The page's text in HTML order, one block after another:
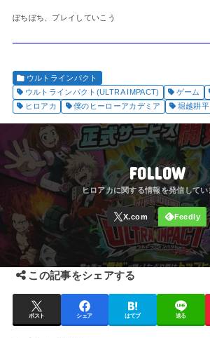
ぼちぼち、プレイしていこう
ウルトラインパクト
ウルトラインパクト(ULTRA IMPACT)
ゲーム
ヒロアカ
僕のヒーローアカデミア 堀越耕平
FOLLOW
この記事をシェアする
ポスト シェア はてブ 送る